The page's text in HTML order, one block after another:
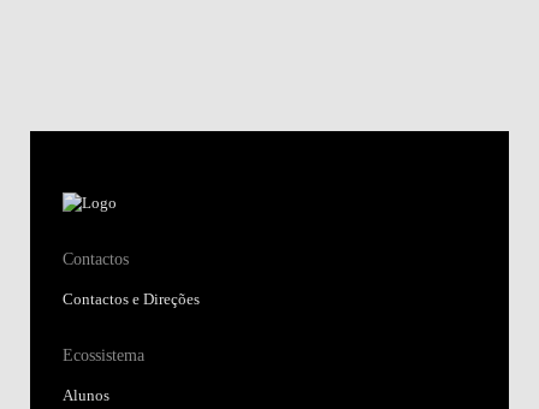
Contactos
Contactos e Direções
Ecossistema
Alunos